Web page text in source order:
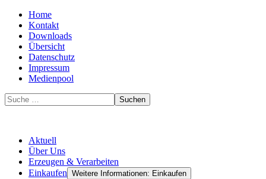
Home
Kontakt
Downloads
Übersicht
Datenschutz
Impressum
Medienpool
Suchen
Aktuell
Über Uns
Erzeugen & Verarbeiten
Einkaufen Weitere Informationen: Einkaufen